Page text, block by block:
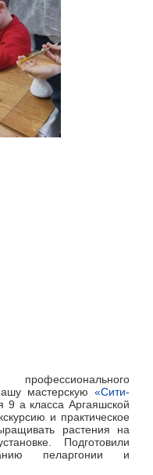
мастерскую «Сити-
9 а класса Аргаяшской
и практическое
растения на
Подготовили
пеларгонии и